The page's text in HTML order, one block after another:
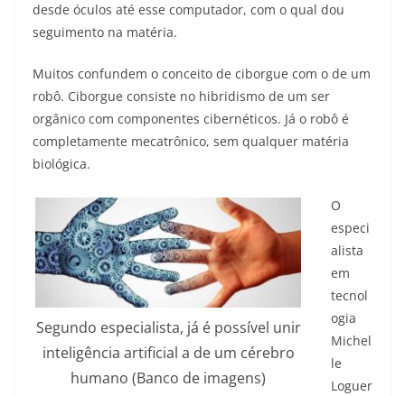
desde óculos até esse computador, com o qual dou
seguimento na matéria.
Muitos confundem o conceito de ciborgue com o de um
robô. Ciborgue consiste no hibridismo de um ser
orgânico com componentes cibernéticos. Já o robô é
completamente mecatrônico, sem qualquer matéria
biológica.
Segundo especialista, já é possível unir
inteligência artificial a de um cérebro
humano (Banco de imagens)
O
especi
alista
em
tecnol
ogia
Michel
le
Loguer